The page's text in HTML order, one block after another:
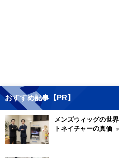
おすすめ記事【PR】
メンズウィッグの世
トネイチャーの真価